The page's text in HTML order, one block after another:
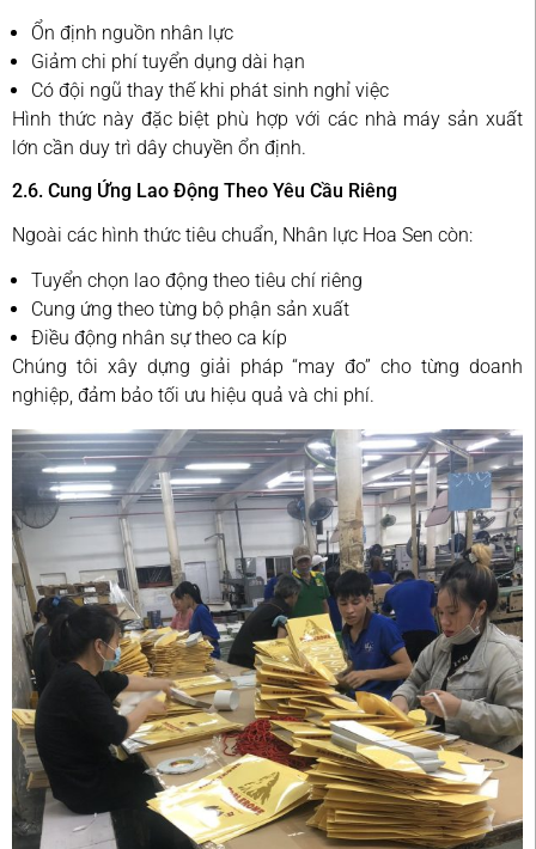
Ổn định nguồn nhân lực
Giảm chi phí tuyển dụng dài hạn
Có đội ngũ thay thế khi phát sinh nghỉ việc
Hình thức này đặc biệt phù hợp với các nhà máy sản xuất
lớn cần duy trì dây chuyền ổn định.
2.6. Cung Ứng Lao Động Theo Yêu Cầu Riêng
Ngoài các hình thức tiêu chuẩn, Nhân lực Hoa Sen còn:
Tuyển chọn lao động theo tiêu chí riêng
Cung ứng theo từng bộ phận sản xuất
Điều động nhân sự theo ca kíp
Chúng tôi xây dựng giải pháp “may đo” cho từng doanh
nghiệp, đảm bảo tối ưu hiệu quả và chi phí.